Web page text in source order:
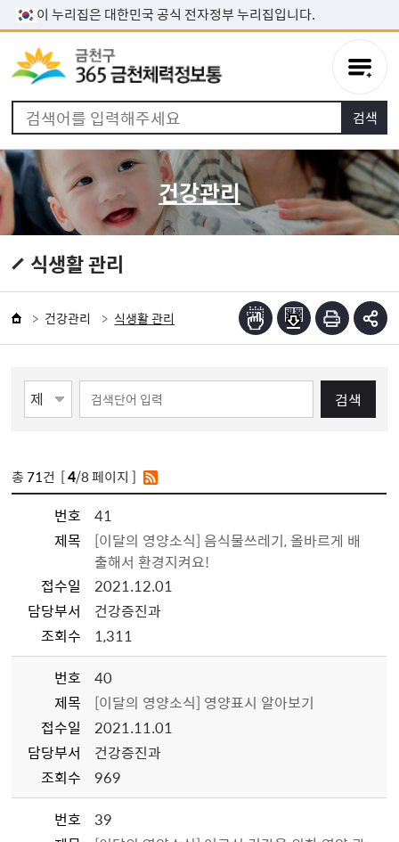
본문 바로가기
이 누리집은 대한민국 공식 전자정부 누리집입니다.
건강관리
식생활 관리
건강관리 식생활 관리
검색
총 71건 [4/8 페이지 ]
번호
41
제목
[이달의 영양소식] 음식물쓰레기, 올바르게 배
출해서 환경지켜요!
접수일
2021.12.01
담당부서
건강증진과
조회수
1,311
번호
40
제목
[이달의 영양소식] 영양표시 알아보기
접수일
2021.11.01
담당부서
건강증진과
조회수
969
번호
39